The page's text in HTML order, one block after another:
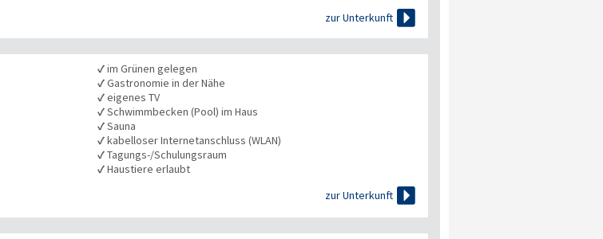
zur Unterkunft 
✓im Grünen gelegen
✓Gastronomie in der Nähe
✓eigenes TV
✓Schwimmbecken (Pool) im Haus
✓Sauna
✓kabelloser Internetanschluss (WLAN)
✓Tagungs-/Schulungsraum
✓Haustiere erlaubt
zur Unterkunft
